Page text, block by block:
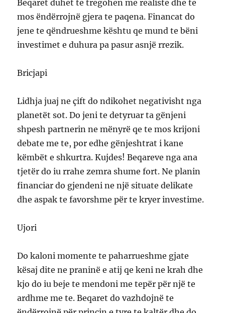
Beqaret duhet te tregohen me realiste dhe te
mos ëndërrojnë gjera te paqena. Financat do
jene te qëndrueshme kështu qe mund te bëni
investimet e duhura pa pasur asnjë rrezik.
Bricjapi
Lidhja juaj ne çift do ndikohet negativisht nga
planetët sot. Do jeni te detyruar ta gënjeni
shpesh partnerin ne mënyrë qe te mos krijoni
debate me te, por edhe gënjeshtrat i kane
këmbët e shkurtra. Kujdes! Beqareve nga ana
tjetër do iu rrahe zemra shume fort. Ne planin
financiar do gjendeni ne një situate delikate
dhe aspak te favorshme për te kryer investime.
Ujori
Do kaloni momente te paharrueshme gjate
kësaj dite ne praninë e atij qe keni ne krah dhe
kjo do iu beje te mendoni me tepër për një te
ardhme me te. Beqaret do vazhdojnë te